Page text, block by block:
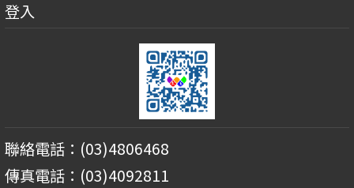
登入
聯絡電話：(03)4806468
傳真電話：(03)4092811